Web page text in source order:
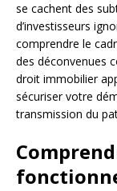
se cachent des
d’investisseurs
comprendre le
des déconvenues
droit immobilier
sécuriser votre
transmission du